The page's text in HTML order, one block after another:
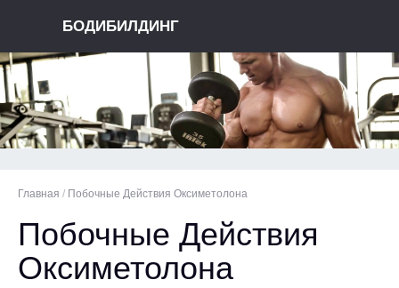
БОДИБИЛДИНГ
Главная / Побочные Действия Оксиметолона
Побочные Действия
Оксиметолона